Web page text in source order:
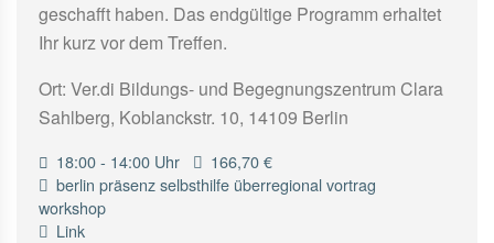
geschafft haben. Das endgültige Programm erhaltet
Ihr kurz vor dem Treffen.
Ort: Ver.di Bildungs- und Begegnungszentrum Clara
Sahlberg, Koblanckstr. 10, 14109 Berlin
18:00 - 14:00 Uhr
166,70 €
berlin präsenzselbsthilfe überregionalvortrag
workshop
Link